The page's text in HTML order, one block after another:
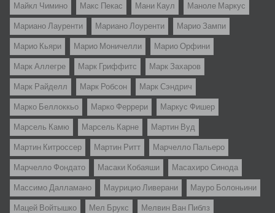
Майкл Чимино Макс Пекас Мани Каул Маноле Маркус
Мариано Лауренти Мариано Лоуренти Марио Зампи
Марио Кьяри Марио Моничелли Марио Орфини
Марк Аллегре Марк Гриффитс Марк Захаров
Марк Райделл Марк Робсон Марк Сэндрич
Марко Беллоккьо Марко Феррери Маркус Фишер
Марсель Камю Марсель Карне Мартин Вуд
Мартин Китроссер Мартин Ритт Марчелло Пальеро
Марчелло Фондато Масаки Кобаяши Масахиро Синода
Массимо Далламано Маурицио Ливерани Мауро Болоньини
Мацей Войтышко Мел Брукс Мелвин Ван Пиблз